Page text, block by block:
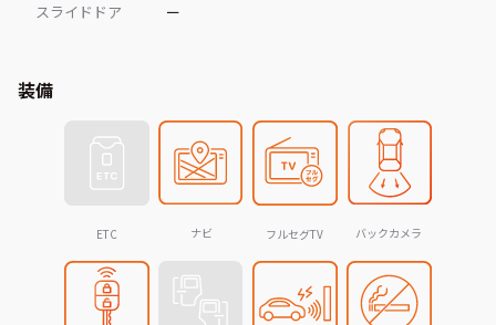
スライドドア ー
装備
ETC ナビ フルセグTV バックカメラ